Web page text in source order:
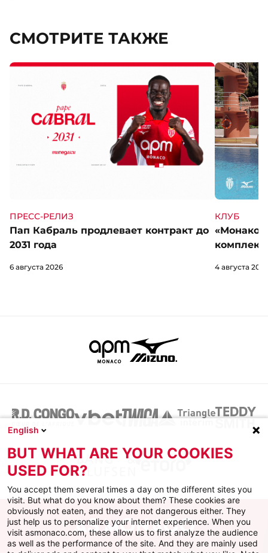
СМОТРИТЕ ТАКЖЕ
ПРЕСС-РЕЛИЗ
Пап Кабраль продлевает контракт до
2031 года
6 августа 2026
КЛУБ
«Монако»
4 августа 2026
English
BUT WHAT ARE YOUR COOKIES
USED FOR?
You accept them several times a day on the different sites you
visit. But what do you know about them? These cookies are
obviously not eaten, and they are not dangerous either. They
just help us to personalize your internet experience. When you
visit asmonaco.com, these allow us to first analyze the audience
as well as the performance of the site. And they are mainly used